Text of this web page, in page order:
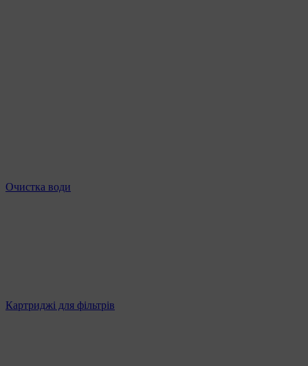
Очистка води
Картриджі для фільтрів